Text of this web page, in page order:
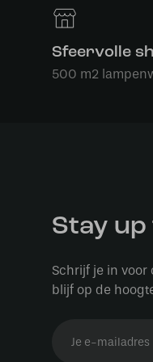
Sfeervolle
500 m2
Stay up
Schrijf je in
blijf op de